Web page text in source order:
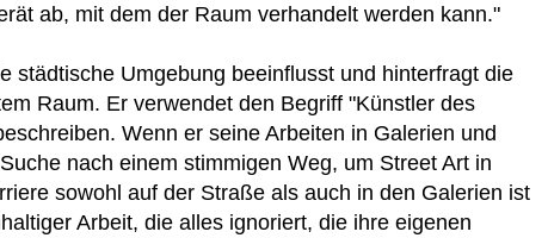
ab, mit dem der Raum verhandelt werden kann."
städtische Umgebung beeinflusst und hinterfragt die
Raum. Er verwendet den Begriff "Künstler des
Wenn er seine Arbeiten in Galerien und
nach einem stimmigen Weg, um Street Art in
sowohl auf der Straße als auch in den Galerien ist
Arbeit, die alles ignoriert, die ihre eigenen